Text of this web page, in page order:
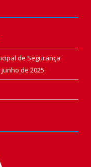
de Segurança
junho de 2025